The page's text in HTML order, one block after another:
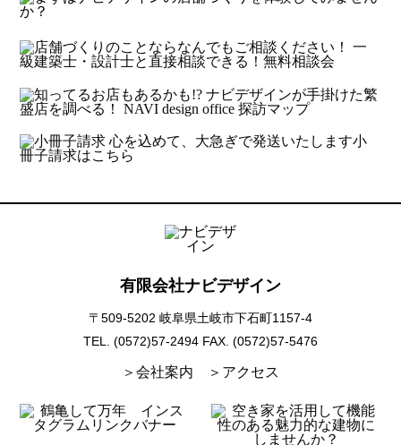
有限会社ナビデザイン
〒509-5202 岐阜県土岐市下石町1157-4
TEL. (0572)57-2494 FAX. (0572)57-5476
＞会社案内 ＞アクセス